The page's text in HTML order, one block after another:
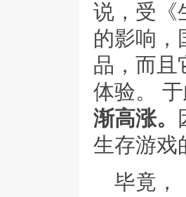
说，受《
的影响，
品，而且
体验。
渐高涨。
生存游戏
毕竟，